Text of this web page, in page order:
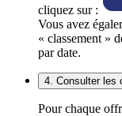
cliquez sur :
Vous avez
« classement »
par date.
4. Consulter les
Pour chaque